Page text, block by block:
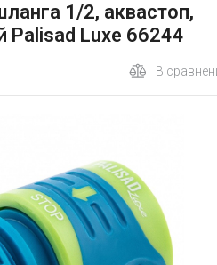
1/2, аквастоп,
Palisad Luxe 66244
В